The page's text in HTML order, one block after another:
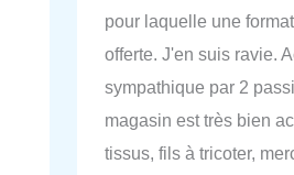
pour laquelle une
offerte. J'en suis ravie.
sympathique par 2
magasin est très bien
tissus, fils à tricoter,